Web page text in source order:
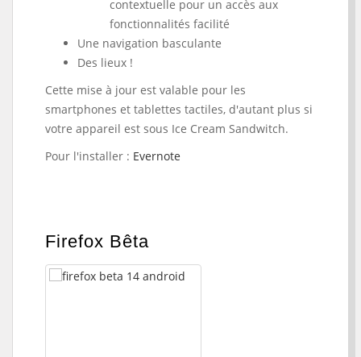
contextuelle pour un accès aux
fonctionnalités facilité
Une navigation basculante
Des lieux !
Cette mise à jour est valable pour les
smartphones et tablettes tactiles, d'autant plus si
votre appareil est sous Ice Cream Sandwitch.
Pour l'installer : Evernote
Firefox Bêta